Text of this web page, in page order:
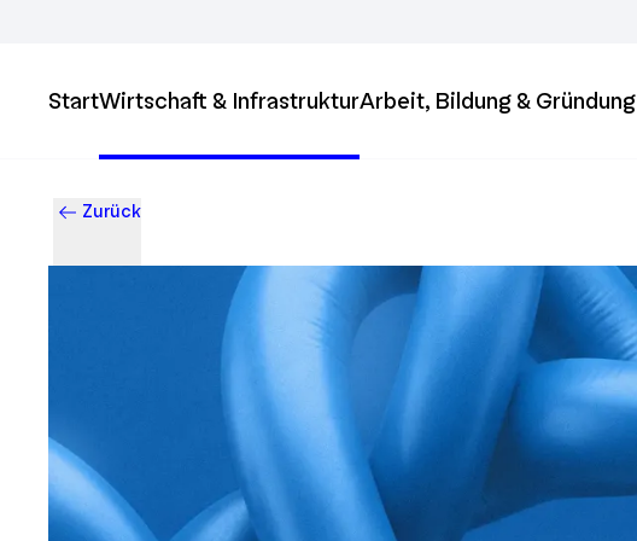
StartWirtschaft & InfrastrukturArbeit, Bildung & Gründung
Zurück
Business & Innovation in Ingolstadt – Der Standort mit Zukunft